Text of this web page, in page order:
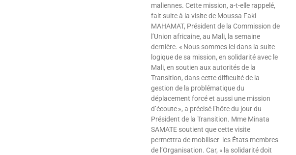
maliennes. Cette mission, a-t-elle rappelé,
fait suite à la visite de Moussa Faki
MAHAMAT, Président de la Commission de
l’Union africaine, au Mali, la semaine
dernière. « Nous sommes ici dans la suite
logique de sa mission, en solidarité avec le
Mali, en soutien aux autorités de la
Transition, dans cette difficulté de la
gestion de la problématique du
déplacement forcé et aussi une mission
d’écoute », a précisé l’hôte du jour du
Président de la Transition. Mme Minata
SAMATE soutient que cette visite
permettra de mobiliser les États membres
de l’Organisation. Car, « la solidarité doit